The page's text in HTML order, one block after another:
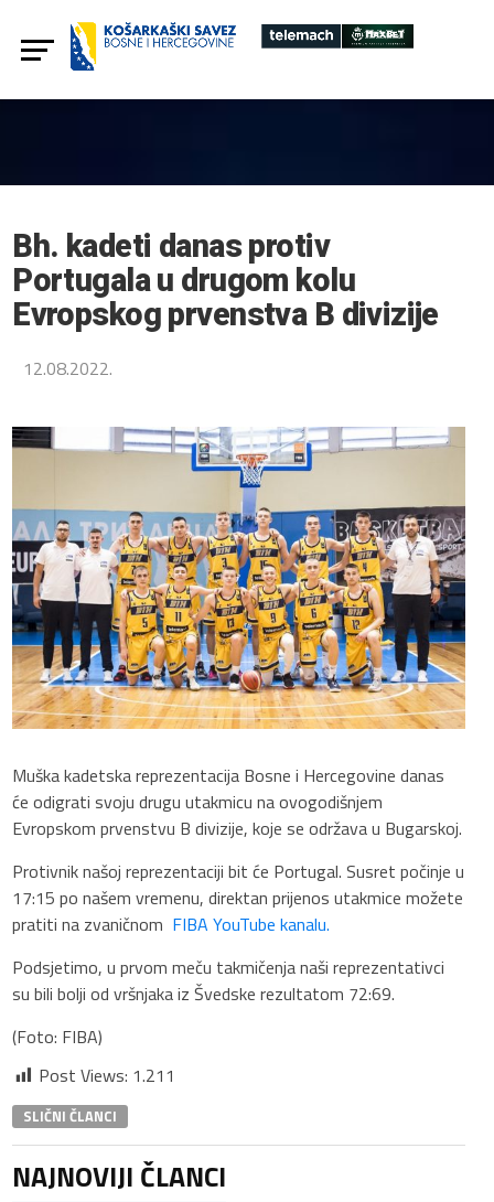
Bh. kadeti danas protiv
Portugala u drugom kolu
Evropskog prvenstva B divizije
12.08.2022.
Muška kadetska reprezentacija Bosne i Hercegovine danas
će odigrati svoju drugu utakmicu na ovogodišnjem
Evropskom prvenstvu B divizije, koje se održava u Bugarskoj.
Protivnik našoj reprezentaciji bit će Portugal. Susret počinje u
17:15 po našem vremenu, direktan prijenos utakmice možete
pratiti na zvaničnom FIBA YouTube kanalu.
Podsjetimo, u prvom meču takmičenja naši reprezentativci
su bili bolji od vršnjaka iz Švedske rezultatom 72:69.
(Foto: FIBA)
Post Views: 1.211
SLIČNI ČLANCI
NAJNOVIJI ČLANCI